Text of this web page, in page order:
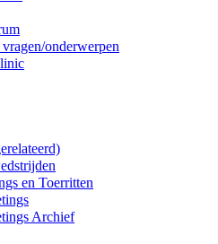
onderwerpen
en Toerritten
Archief